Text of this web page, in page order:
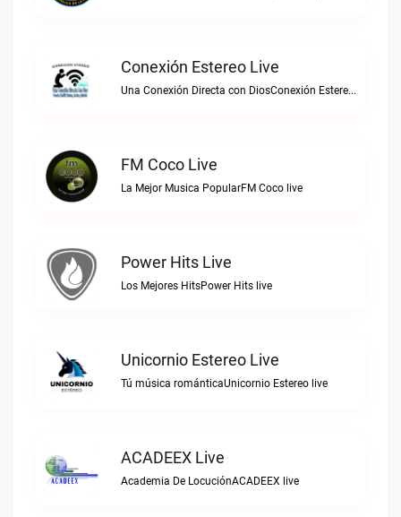
Conexión Estereo Live
Una Conexión Directa con DiosConexión Estereo live
FM Coco Live
La Mejor Musica PopularFM Coco live
Power Hits Live
Los Mejores HitsPower Hits live
Unicornio Estereo Live
Tú música románticaUnicornio Estereo live
ACADEEX Live
Academia De LocuciónACADEEX live